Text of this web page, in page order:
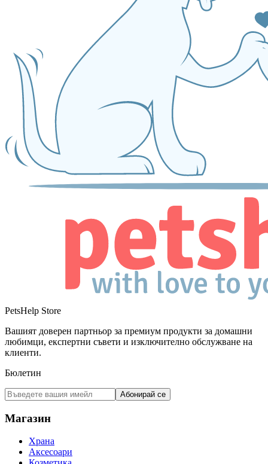
PetsHelp Store
Вашият доверен партньор за премиум продукти за домашни
любимци, експертни съвети и изключително обслужване на
клиенти.
Бюлетин
Абонирай се
Магазин
Храна
Аксесоари